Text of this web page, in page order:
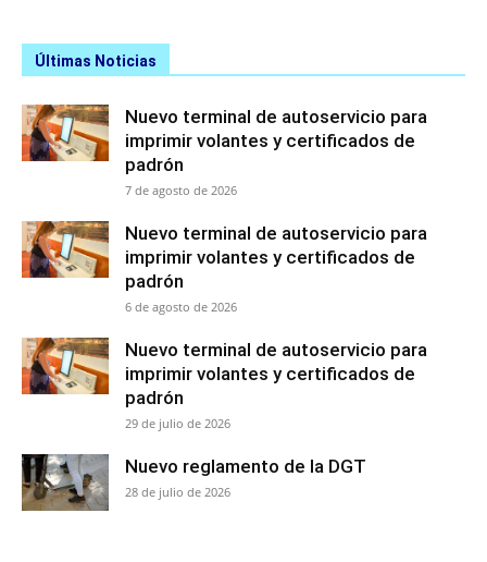
Últimas Noticias
Nuevo terminal de autoservicio para
imprimir volantes y certificados de
padrón
7 de agosto de 2026
Nuevo terminal de autoservicio para
imprimir volantes y certificados de
padrón
6 de agosto de 2026
Nuevo terminal de autoservicio para
imprimir volantes y certificados de
padrón
29 de julio de 2026
Nuevo reglamento de la DGT
28 de julio de 2026